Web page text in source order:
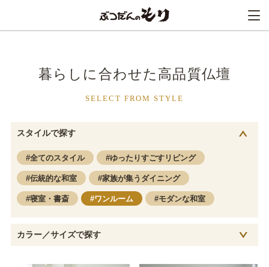
暮らしに合わせた 高品質仏壇
SELECT FROM STYLE
スタイルで探す
全てのスタイル ゆったりすごすリビング
伝統的な和室 家族が集うダイニング
寝室・書斎 ワンルーム モダンな和室
カラー／サイズで探す